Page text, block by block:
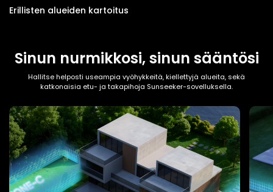
Erillisten alueiden kartoitus
Sinun nurmikkosi, sinun sääntösi
Hallitse helposti useampia vyöhykkeitä, kiellettyjä alueita, sekä
katkonaisia etu- ja takapihoja Sunseeker-sovelluksella.